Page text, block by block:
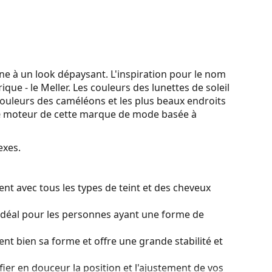
à un look dépaysant. L'inspiration pour le nom
- le Meller. Les couleurs des lunettes de soleil
des caméléons et les plus beaux endroits
de cette marque de mode basée à
avec tous les types de teint et des cheveux
pour les personnes ayant une forme de
bien sa forme et offre une grande stabilité et
en douceur la position et l'ajustement de vos